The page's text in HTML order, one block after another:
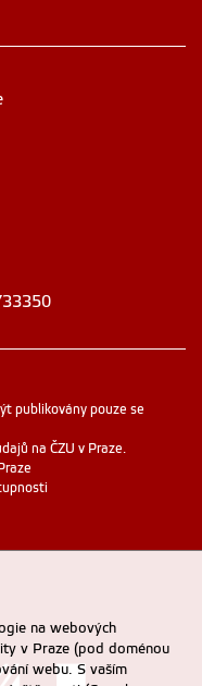
publikovány pouze se
na ČZU v Praze.
na webových
v Praze (pod doménou
webu. S vaším